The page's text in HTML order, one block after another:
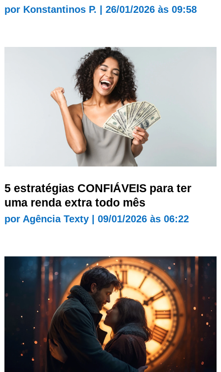
por Konstantinos P. 26/01/2026 às 09:58
5 estratégias CONFIÁVEIS para ter
uma renda extra todo mês
por Agência Texty| 09/01/2026 às 06:22